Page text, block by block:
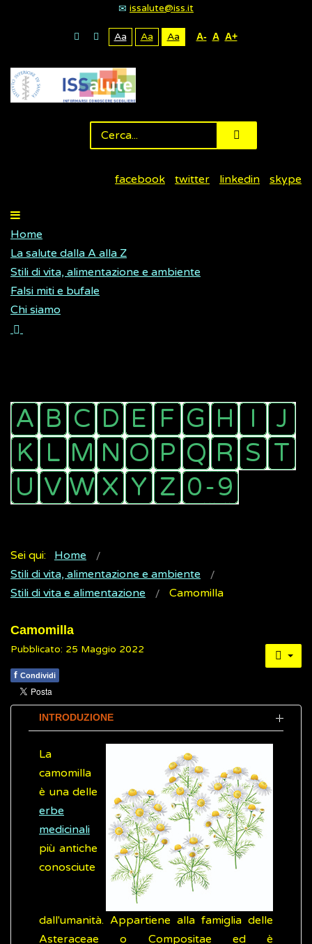
issalute@iss.it
Aa Aa Aa A- A A+
facebook twitter linkedin skype
Home
La salute dalla A alla Z
Stili di vita, alimentazione e ambiente
Falsi miti e bufale
Chi siamo
Sei qui:
Home
Stili di vita, alimentazione e ambiente
Stili di vita e alimentazione
Camomilla
Camomilla
Pubblicato: 25 Maggio 2022
f Condividi
INTRODUZIONE
La
camomilla
è una delle
erbe
medicinali
più antiche
conosciute
dall'umanità. Appartiene alla famiglia delle
Asteraceae o Compositae ed è